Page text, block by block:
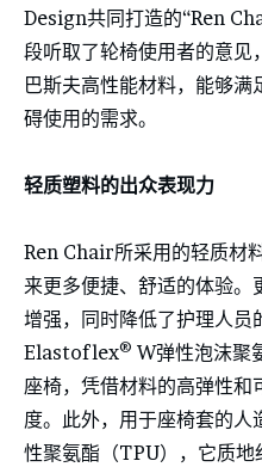
Design共同打造的“Ren
段听取了轮椅使用者的意见
巴斯夫高性能材料，能够
碍使用的需求。
轻质塑料的出众表现力
Ren Chair所采用的轻质材
来更多便捷、舒适的体验。
增强，同时降低了护理人员
Elastoflex® W弹性泡沫聚
座椅，凭借材料的高弹性
度。此外，用于座椅套的
性聚氨酯（TPU），它质地